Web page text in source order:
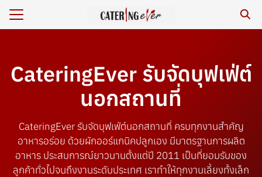
สิ่งแวดล้อม
CateringEver รับจัดบุฟเฟ่ต์
นอกสถานที่
CateringEver รับจัดบุฟเฟ่ต์นอกสถานที่ ครบทุกงานสำคัญ
อาหารอร่อย ด้วยผักออร์แกนิคปลูกเอง มีมาตรฐานการผลิต
อาหาร ประสบการณ์ยาวนานตั้งแต่ปี 2011 เป็นที่ยอมรับของ
ลูกค้าทั่วไปจนถึงงานระดับประเทศ เราทำให้ทุกงานเลี้ยงทั้งเล็ก